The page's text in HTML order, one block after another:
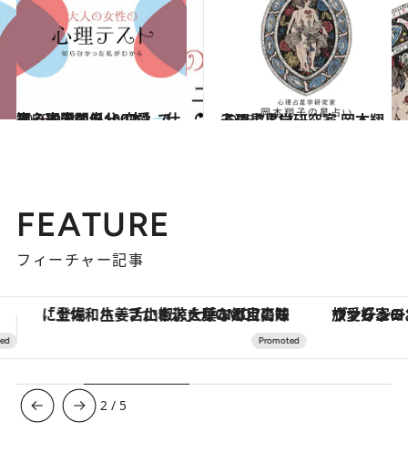
2025.9.28
【心理テスト100本】で知る本当の自分 恋愛、仕事、人間関係…
占い 2026.7.31
心理占星学研究家 岡本翔子の星占い
占い
FEATURE
フィーチャー記事
ヴァシュロン・コンスタンタン「オーヴァーシーズ・オートマティック」。旅愛好家のお気に入りコレクションから、ジェンダーレスな新作が登場 【銀座で出合う最旬美容】美髪ケアや上質
3 / 5